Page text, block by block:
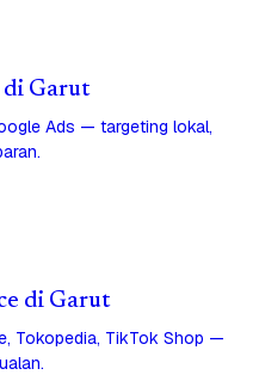
di Garut
Ads — targeting lokal,
di Garut
Tokopedia, TikTok Shop —